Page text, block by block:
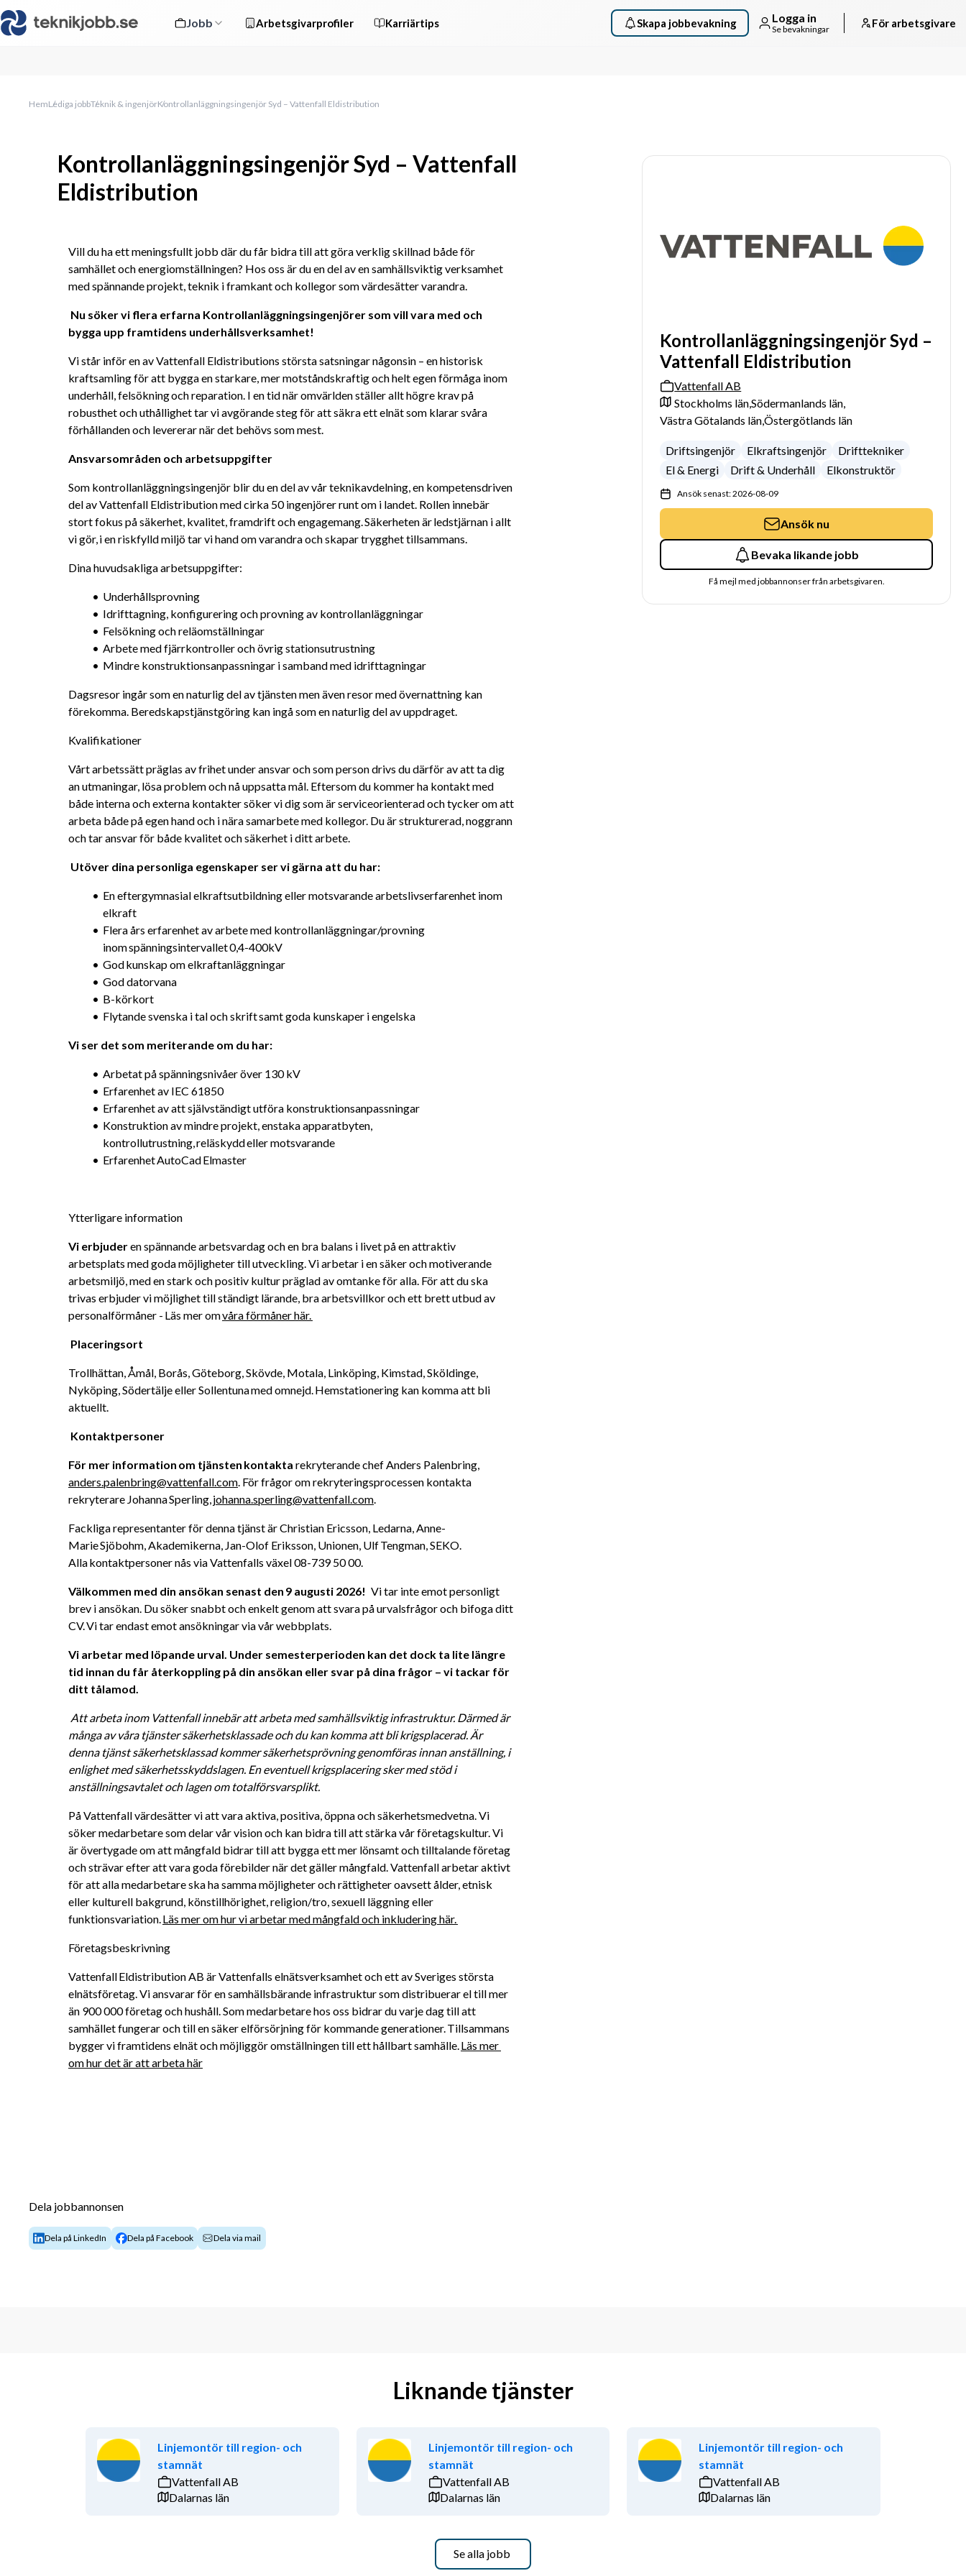
Jobb Arbetsgivarprofiler Karriärtips Skapa jobbevakning Logga in
Se bevakningar För arbetsgivare
HemLediga jobbTeknik & ingenjörKontrollanläggningsingenjör Syd – Vattenfall Eldistribution
Kontrollanläggningsingenjör Syd – Vattenfall
Eldistribution
Vill du ha ett meningsfullt jobb där du får bidra till att göra verklig skillnad både för
samhället och energiomställningen? Hos oss är du en del av en samhällsviktig verksamhet
med spännande projekt, teknik i framkant och kollegor som värdesätter varandra.
Nu söker vi flera erfarna Kontrollanläggningsingenjörer som vill vara med och
bygga upp framtidens underhållsverksamhet!
Vi står inför en av Vattenfall Eldistributions största satsningar någonsin – en historisk
kraftsamling för att bygga en starkare, mer motståndskraftig och helt egen förmåga inom
underhåll, felsökning och reparation. I en tid när omvärlden ställer allt högre krav på
robusthet och uthållighet tar vi avgörande steg för att säkra ett elnät som klarar svåra
förhållanden och levererar när det behövs som mest.
Ansvarsområden och arbetsuppgifter
Som kontrollanläggningsingenjör blir du en del av vår teknikavdelning, en kompetensdriven
del av Vattenfall Eldistribution med cirka 50 ingenjörer runt om i landet. Rollen innebär
stort fokus på säkerhet, kvalitet, framdrift och engagemang. Säkerheten är ledstjärnan i allt
vi gör, i en riskfylld miljö tar vi hand om varandra och skapar trygghet tillsammans.
Dina huvudsakliga arbetsuppgifter:
Underhållsprovning
Idrifttagning, konfigurering och provning av kontrollanläggningar
Felsökning och reläomställningar
Arbete med fjärrkontroller och övrig stationsutrustning
Mindre konstruktionsanpassningar i samband med idrifttagningar
Dagsresor ingår som en naturlig del av tjänsten men även resor med övernattning kan
förekomma. Beredskapstjänstgöring kan ingå som en naturlig del av uppdraget.
Kvalifikationer
Vårt arbetssätt präglas av frihet under ansvar och som person drivs du därför av att ta dig
an utmaningar, lösa problem och nå uppsatta mål. Eftersom du kommer ha kontakt med
både interna och externa kontakter söker vi dig som är serviceorienterad och tycker om att
arbeta både på egen hand och i nära samarbete med kollegor. Du är strukturerad, noggrann
och tar ansvar för både kvalitet och säkerhet i ditt arbete.
Utöver dina personliga egenskaper ser vi gärna att du har:
En eftergymnasial elkraftsutbildning eller motsvarande arbetslivserfarenhet inom
elkraft
Flera års erfarenhet av arbete med kontrollanläggningar/provning
inom spänningsintervallet 0,4-400kV
God kunskap om elkraftanläggningar
God datorvana
B-körkort
Flytande svenska i tal och skrift samt goda kunskaper i engelska
Vi ser det som meriterande om du har:
Arbetat på spänningsnivåer över 130 kV
Erfarenhet av IEC 61850
Erfarenhet av att självständigt utföra konstruktionsanpassningar
Konstruktion av mindre projekt, enstaka apparatbyten,
kontrollutrustning, reläskydd eller motsvarande
Erfarenhet AutoCad Elmaster
Ytterligare information
Vi erbjuder en spännande arbetsvardag och en bra balans i livet på en attraktiv
arbetsplats med goda möjligheter till utveckling. Vi arbetar i en säker och motiverande
arbetsmiljö, med en stark och positiv kultur präglad av omtanke för alla. För att du ska
trivas erbjuder vi möjlighet till ständigt lärande, bra arbetsvillkor och ett brett utbud av
personalförmåner - Läs mer om våra förmåner här.
Placeringsort
Trollhättan, Åmål, Borås, Göteborg, Skövde, Motala, Linköping, Kimstad, Sköldinge,
Nyköping, Södertälje eller Sollentuna med omnejd. Hemstationering kan komma att bli
aktuellt.
Kontaktpersoner
För mer information om tjänsten kontakta
anders.palenbring@vattenfall.com. För frågor om rekryteringsprocessen kontakta
rekryterare Johanna Sperling, johanna.sperling@vattenfall.com.
Fackliga representanter för denna tjänst är Christian Ericsson, Ledarna, Anne-
Marie Sjöbohm, Akademikerna, Jan-Olof Eriksson, Unionen, Ulf Tengman, SEKO.
Alla kontaktpersoner nås via Vattenfalls växel 08-739 50 00.
Välkommen med din ansökan senast den 9 augusti 2026! Vi tar inte emot personligt
brev i ansökan. Du söker snabbt och enkelt genom att svara på urvalsfrågor och bifoga ditt
CV. Vi tar endast emot ansökningar via vår webbplats.
Vi arbetar med löpande urval. Under semesterperioden kan det dock ta lite längre
tid innan du får återkoppling på din ansökan eller svar på dina frågor – vi tackar för
ditt tålamod.
Att arbeta inom Vattenfall innebär att arbeta med samhällsviktig infrastruktur. Därmed är
många av våra tjänster säkerhetsklassade och du kan komma att bli krigsplacerad. Är
denna tjänst säkerhetsklassad kommer säkerhetsprövning genomföras innan anställning, i
enlighet med säkerhetsskyddslagen. En eventuell krigsplacering sker med stöd i
anställningsavtalet och lagen om totalförsvarsplikt.
På Vattenfall värdesätter vi att vara aktiva, positiva, öppna och säkerhetsmedvetna. Vi
söker medarbetare som delar vår vision och kan bidra till att stärka vår företagskultur. Vi
är övertygade om att mångfald bidrar till att bygga ett mer lönsamt och tilltalande företag
och strävar efter att vara goda förebilder när det gäller mångfald. Vattenfall arbetar aktivt
för att alla medarbetare ska ha samma möjligheter och rättigheter oavsett ålder, etnisk
eller kulturell bakgrund, könstillhörighet, religion/tro, sexuell läggning eller
funktionsvariation. Läs mer om hur vi arbetar med mångfald och inkludering här.
Företagsbeskrivning
Vattenfall Eldistribution AB är Vattenfalls elnätsverksamhet och ett av Sveriges största
elnätsföretag. Vi ansvarar för en samhällsbärande infrastruktur som distribuerar el till mer
än 900 000 företag och hushåll. Som medarbetare hos oss bidrar du varje dag till att
samhället fungerar och till en säker elförsörjning för kommande generationer. Tillsammans
bygger vi framtidens elnät och möjliggör omställningen till ett hållbart samhälle. Läs mer
om hur det är att arbeta här
Kontrollanläggningsingenjör Syd –
Vattenfall Eldistribution
Vattenfall AB
Stockholms län,Södermanlands län,
Västra Götalands län,Östergötlands län
Driftsingenjör Elkraftsingenjör
Drifttekniker
El & Energi
Drift & Underhåll Elkonstruktör
Ansök senast: 2026-08-09
Ansök nu
Bevaka likande jobb
Få mejl med jobbannonser från arbetsgivaren.
Dela jobbannonsen
Dela på LinkedIn Dela på Facebook Dela via mail
Liknande tjänster
Linjemontör till region- och
stamnät
Vattenfall AB
Dalarnas län
Linjemontör till region- och
stamnät
Vattenfall AB
Dalarnas län
Linjemontör till region- och
stamnät
Vattenfall AB
Dalarnas län
Se alla jobb